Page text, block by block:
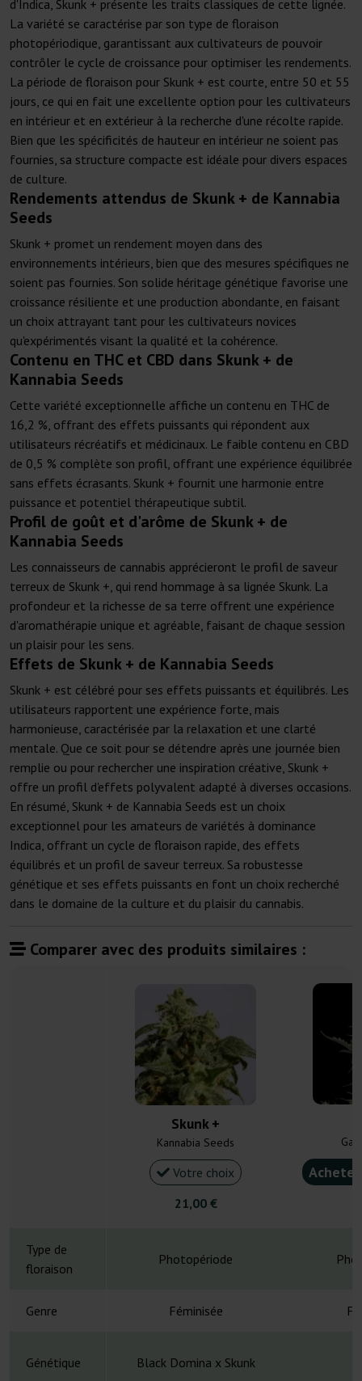
d'Indica, Skunk + présente les traits classiques de cette lignée.
La variété se caractérise par son type de floraison
photopériodique, garantissant aux cultivateurs de pouvoir
contrôler le cycle de croissance pour optimiser les rendements.
La période de floraison pour Skunk + est courte, entre 50 et 55
jours, ce qui en fait une excellente option pour les cultivateurs
en intérieur et en extérieur à la recherche d'une récolte rapide.
Bien que les spécificités de hauteur en intérieur ne soient pas
fournies, sa structure compacte est idéale pour divers espaces
de culture.
Rendements attendus de Skunk + de Kannabia
Seeds
Skunk + promet un rendement moyen dans des
environnements intérieurs, bien que des mesures spécifiques ne
soient pas fournies. Son solide héritage génétique favorise une
croissance résiliente et une production abondante, en faisant
un choix attrayant tant pour les cultivateurs novices
qu'expérimentés visant la qualité et la cohérence.
Contenu en THC et CBD dans Skunk + de
Kannabia Seeds
Cette variété exceptionnelle affiche un contenu en THC de
16,2 %, offrant des effets puissants qui répondent aux
utilisateurs récréatifs et médicinaux. Le faible contenu en CBD
de 0,5 % complète son profil, offrant une expérience équilibrée
sans effets écrasants. Skunk + fournit une harmonie entre
puissance et potentiel thérapeutique subtil.
Profil de goût et d'arôme de Skunk + de
Kannabia Seeds
Les connaisseurs de cannabis apprécieront le profil de saveur
terreux de Skunk +, qui rend hommage à sa lignée Skunk. La
profondeur et la richesse de sa terre offrent une expérience
d'aromathérapie unique et agréable, faisant de chaque session
un plaisir pour les sens.
Effets de Skunk + de Kannabia Seeds
Skunk + est célébré pour ses effets puissants et équilibrés. Les
utilisateurs rapportent une expérience forte, mais
harmonieuse, caractérisée par la relaxation et une clarté
mentale. Que ce soit pour se détendre après une journée bien
remplie ou pour rechercher une inspiration créative, Skunk +
offre un profil d'effets polyvalent adapté à diverses occasions.
En résumé, Skunk + de Kannabia Seeds est un choix
exceptionnel pour les amateurs de variétés à dominance
Indica, offrant un cycle de floraison rapide, des effets
équilibrés et un profil de saveur terreux. Sa robustesse
génétique et ses effets puissants en font un choix recherché
dans le domaine de la culture et du plaisir du cannabis.
Comparer avec des produits similaires :
Skunk +
Kannabia Seeds
Votre choix
21,00 €
Type de
floraison
Photopériode
Genre Féminisée
Génétique Black Domina x Skunk